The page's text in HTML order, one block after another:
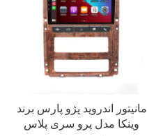
مانیتور اندروید پژو پارس برند
وینکا مدل پرو سری پلاس